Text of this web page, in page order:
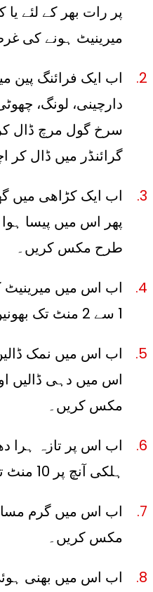
میرینیٹ ہونے کی
اب ایک فرائنگ پین
دارچینی، لونگ،
سرخ گول مرچ ڈال
گرائنڈر میں ڈال
اب ایک کڑاھی میں
پھر اس میں پیسا
طرح مکس کریں۔
اب اس میں میرینیٹ
1 سے 2 منٹ تک بھونیں۔
اب اس میں نمک
اس میں دہی ڈالیں
مکس کریں۔
اب اس پر تازہ ہرا
ہلکی آنچ پر 10 منٹ تک پکنے دیں۔
اب اس میں گرم
مکس کریں۔
اب اس میں بھنی